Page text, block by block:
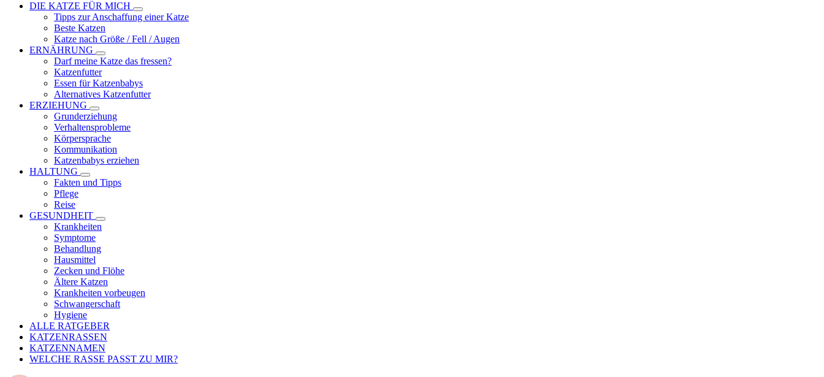
DIE KATZE FÜR MICH
Tipps zur Anschaffung einer Katze
Beste Katzen
Katze nach Größe / Fell / Augen
ERNÄHRUNG
Darf meine Katze das fressen?
Katzenfutter
Essen für Katzenbabys
Alternatives Katzenfutter
ERZIEHUNG
Grunderziehung
Verhaltensprobleme
Körpersprache
Kommunikation
Katzenbabys erziehen
HALTUNG
Fakten und Tipps
Pflege
Reise
GESUNDHEIT
Krankheiten
Symptome
Behandlung
Hausmittel
Zecken und Flöhe
Ältere Katzen
Krankheiten vorbeugen
Schwangerschaft
Hygiene
ALLE RATGEBER
KATZENRASSEN
KATZENNAMEN
WELCHE RASSE PASST ZU MIR?